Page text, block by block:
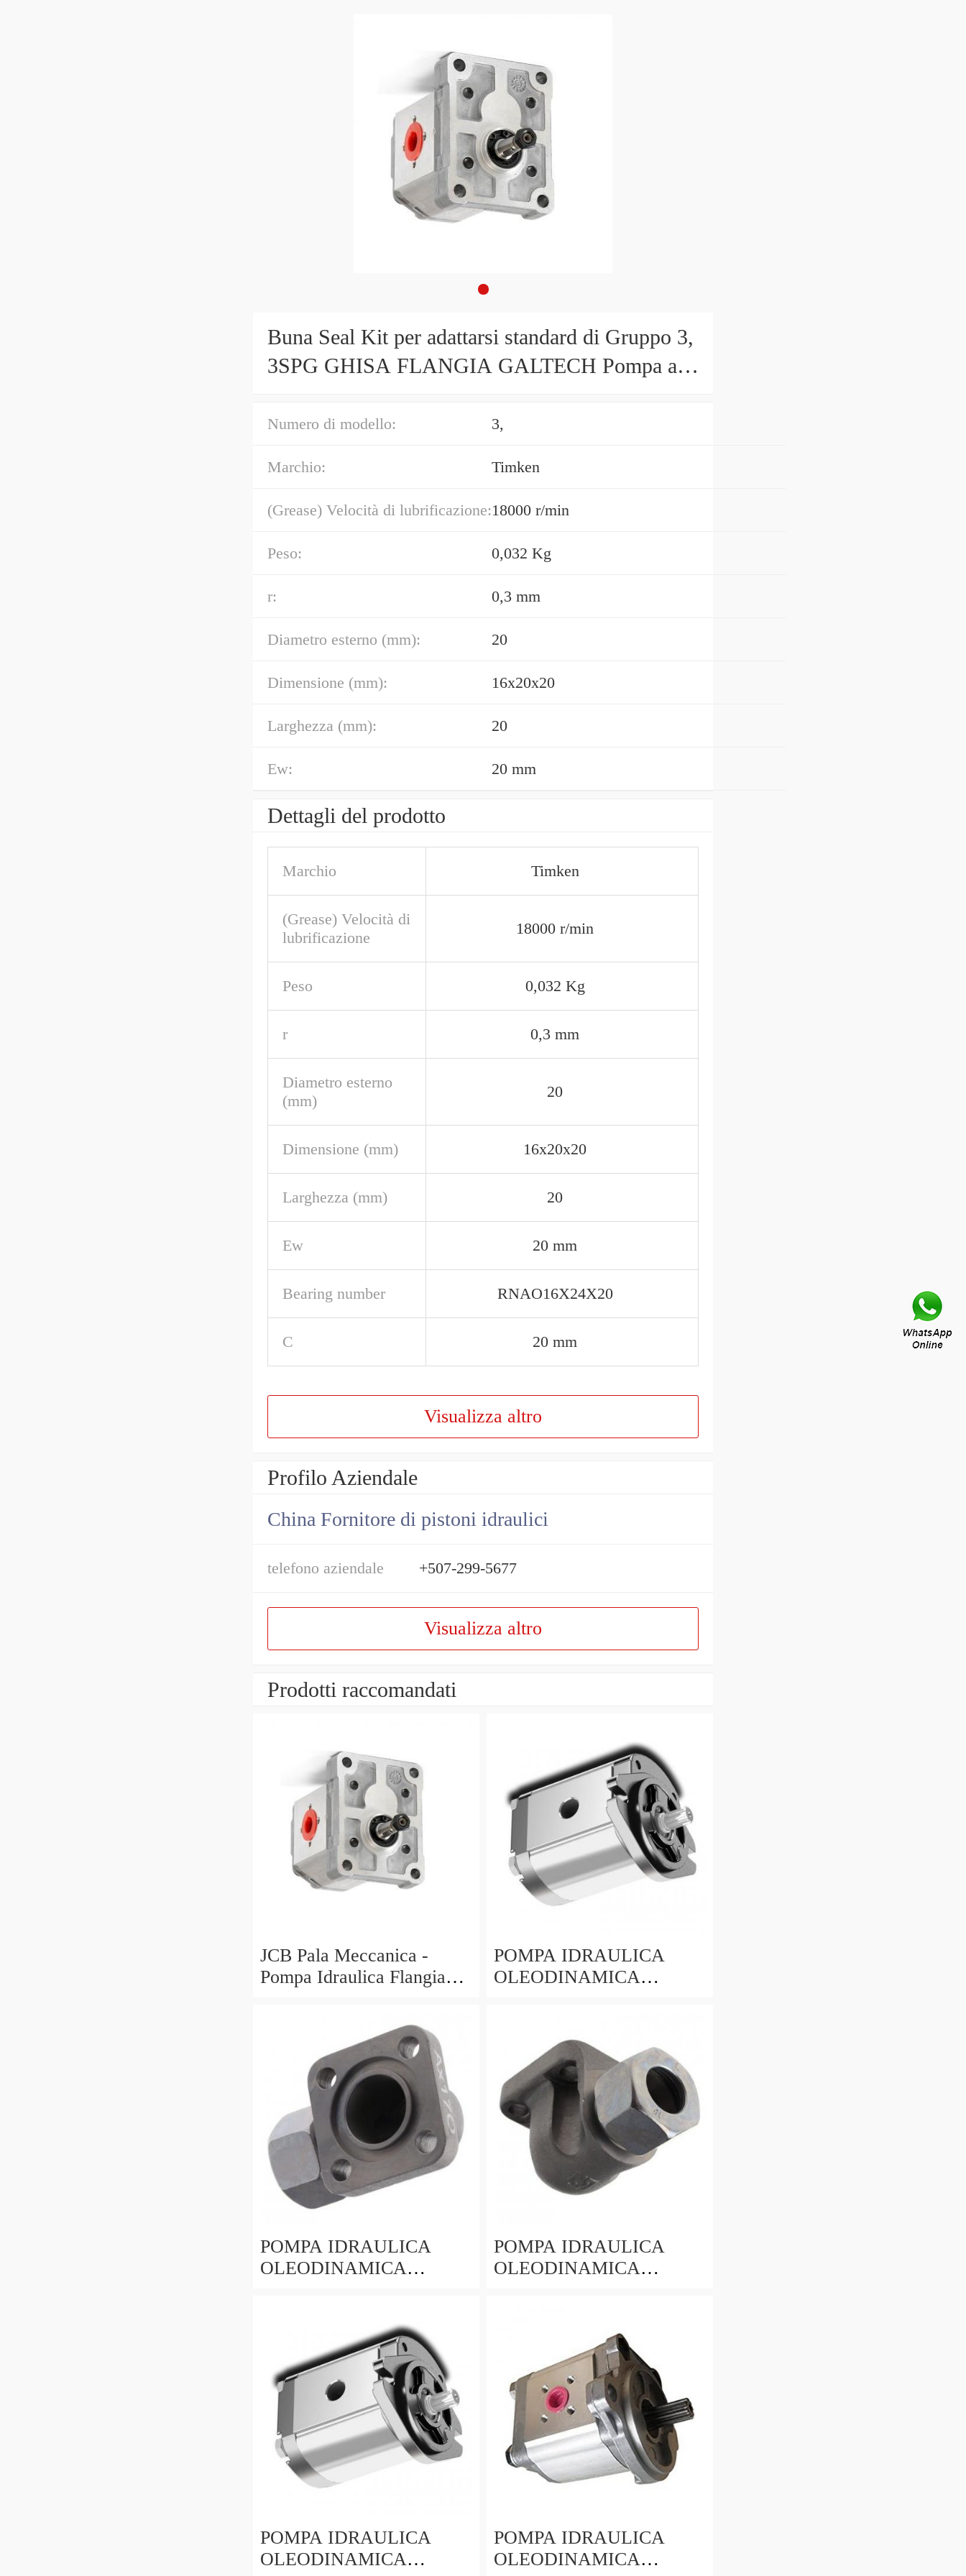
Buna Seal Kit per adattarsi standard di Gruppo 3,
3SPG GHISA FLANGIA GALTECH Pompa ad
Numero di modello: 3,
Marchio: Timken
(Grease) Velocità di lubrificazione:18000 r/min
Peso: 0,032 Kg
r: 0,3 mm
Diametro esterno (mm): 20
Dimensione (mm): 16x20x20
Larghezza (mm): 20
Ew: 20 mm
Dettagli del prodotto
Marchio Timken
(Grease) Velocità di
lubrificazione
18000 r/min
Peso 0,032 Kg
r 0,3 mm
Diametro esterno
(mm)
20
Dimensione (mm) 16x20x20
Larghezza (mm) 20
Ew 20 mm
Bearing number RNAO16X24X20
C 20 mm
Visualizza altro
Profilo Aziendale
China Fornitore di pistoni idraulici
telefono aziendale +507-299-5677
Visualizza altro
Prodotti raccomandati
JCB Pala Meccanica -
Pompa Idraulica Flangia
POMPA IDRAULICA
OLEODINAMICA
TRATTORI FIAT
POMPA IDRAULICA
OLEODINAMICA
TRATTORI FIAT
POMPA IDRAULICA
OLEODINAMICA
TRATTORI FIAT
POMPA IDRAULICA
OLEODINAMICA
POMPA IDRAULICA
OLEODINAMICA